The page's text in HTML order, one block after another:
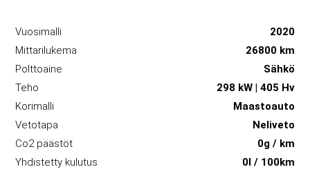
Vuosimalli
2020
Mittarilukema
26800 km
Polttoaine
Sähkö
Teho
298 kW | 405 Hv
Korimalli
Maastoauto
Vetotapa
Neliveto
Co2 päästöt
0g / km
Yhdistetty kulutus
0l / 100km